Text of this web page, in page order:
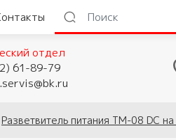
отдел
61-89-79
AHD
Разветвитель питания ТМ-08 DC